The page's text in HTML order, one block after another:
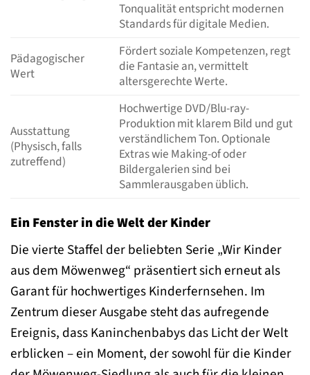
Tonqualität entspricht modernen
Standards für digitale Medien.
Pädagogischer
Wert
Fördert soziale Kompetenzen, regt
die Fantasie an, vermittelt
altersgerechte Werte.
Ausstattung
(Physisch, falls
zutreffend)
Hochwertige DVD/Blu-ray-
Produktion mit klarem Bild und gut
verständlichem Ton. Optionale
Extras wie Making-of oder
Bildergalerien sind bei
Sammlerausgaben üblich.
Ein Fenster in die Welt der Kinder
Die vierte Staffel der beliebten Serie „Wir Kinder
aus dem Möwenweg“ präsentiert sich erneut als
Garant für hochwertiges Kinderfernsehen. Im
Zentrum dieser Ausgabe steht das aufregende
Ereignis, dass Kaninchenbabys das Licht der Welt
erblicken – ein Moment, der sowohl für die Kinder